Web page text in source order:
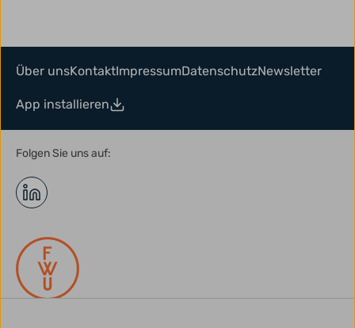
Über unsKontaktImpressumDatenschutzNewsletter
App installieren
Folgen Sie uns auf: